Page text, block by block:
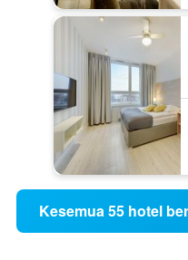
Kesemua 55 hotel